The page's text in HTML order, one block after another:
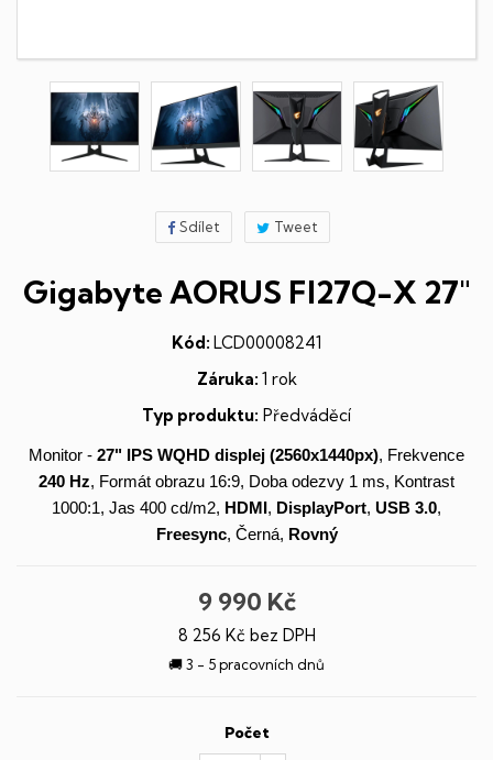
Sdílet Tweet
Gigabyte AORUS FI27Q-X 27"
Kód: LCD00008241
Záruka: 1 rok
Typ produktu: Předváděcí
Monitor - 27" IPS WQHD displej (2560x1440px), Frekvence
240 Hz, Formát obrazu 16:9, Doba odezvy 1 ms, Kontrast
1000:1, Jas 400 cd/m2, HDMI , DisplayPort, USB 3.0,
Freesync, Černá, Rovný
9 990 Kč
8 256 Kč bez DPH
🚚 3 - 5 pracovních dnů
Počet